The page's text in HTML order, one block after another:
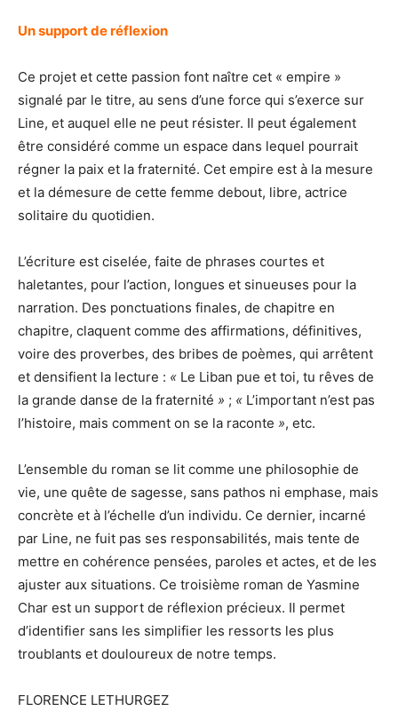
Un support de réflexion
Ce projet et cette passion font naître cet « empire »
signalé par le titre, au sens d’une force qui s’exerce sur
Line, et auquel elle ne peut résister. Il peut également
être considéré comme un espace dans lequel pourrait
régner la paix et la fraternité. Cet empire est à la mesure
et la démesure de cette femme debout, libre, actrice
solitaire du quotidien.
L’écriture est ciselée, faite de phrases courtes et
haletantes, pour l’action, longues et sinueuses pour la
narration. Des ponctuations finales, de chapitre en
chapitre, claquent comme des affirmations, définitives,
voire des proverbes, des bribes de poèmes, qui arrêtent
et densifient la lecture : « Le Liban pue et toi, tu rêves de
la grande danse de la fraternité » ; « L’important n’est pas
l’histoire, mais comment on se la raconte », etc.
L’ensemble du roman se lit comme une philosophie de
vie, une quête de sagesse, sans pathos ni emphase, mais
concrète et à l’échelle d’un individu. Ce dernier, incarné
par Line, ne fuit pas ses responsabilités, mais tente de
mettre en cohérence pensées, paroles et actes, et de les
ajuster aux situations. Ce troisième roman de Yasmine
Char est un support de réflexion précieux. Il permet
d’identifier sans les simplifier les ressorts les plus
troublants et douloureux de notre temps.
FLORENCE LETHURGEZ